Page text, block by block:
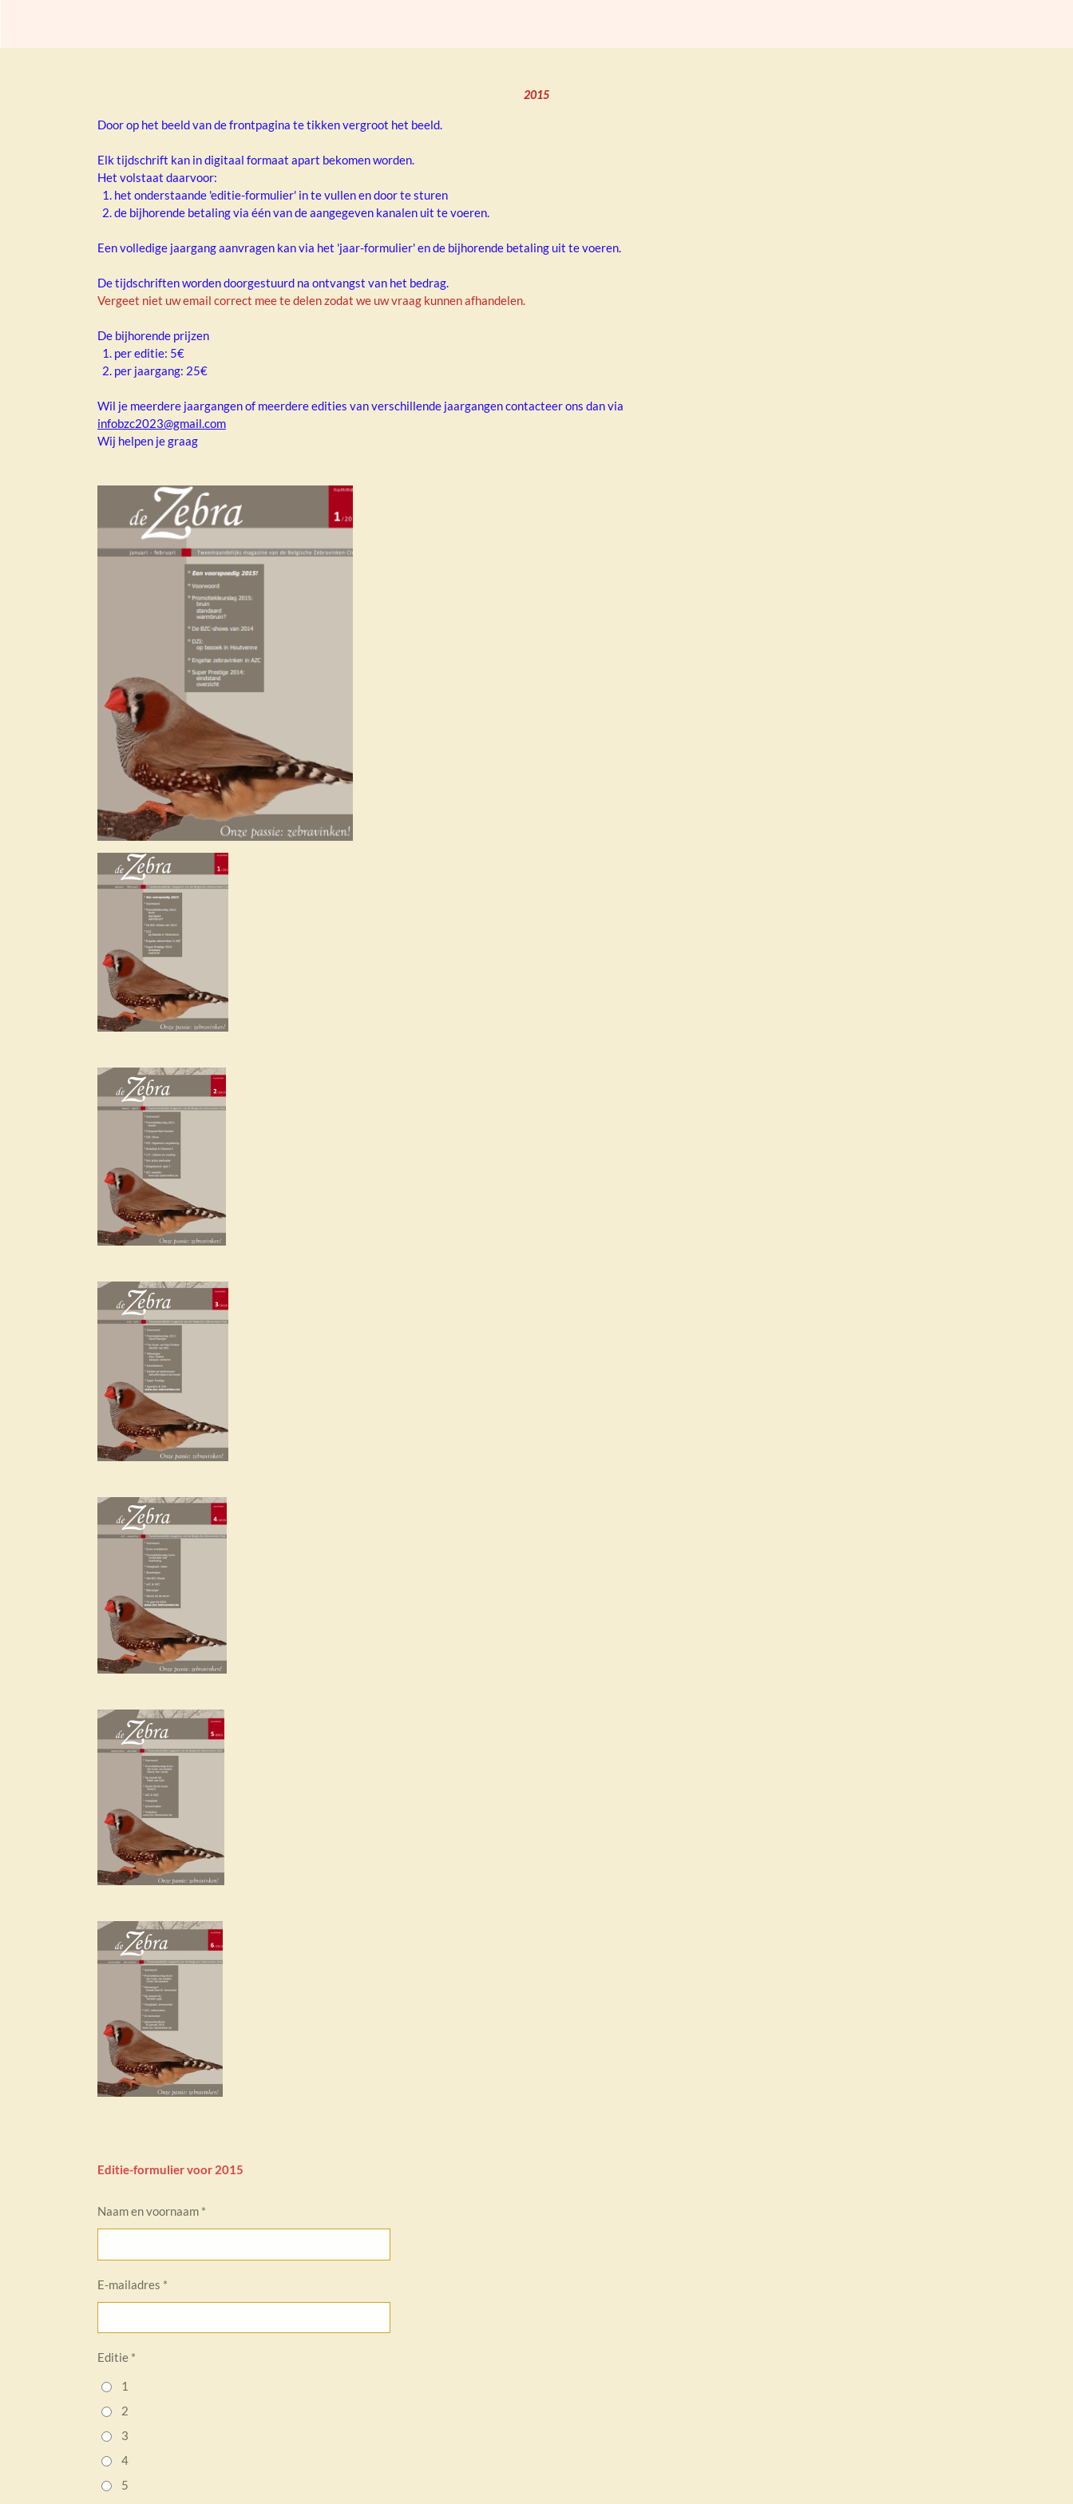
2015
Door op het beeld van de frontpagina te tikken vergroot het beeld.
Elk tijdschrift kan in digitaal formaat apart bekomen worden.
Het volstaat daarvoor:
1. het onderstaande 'editie-formulier' in te vullen en door te sturen
2. de bijhorende betaling via één van de aangegeven kanalen uit te voeren.
Een volledige jaargang aanvragen kan via het 'jaar-formulier' en de bijhorende betaling uit te voeren.
De tijdschriften worden doorgestuurd na ontvangst van het bedrag.
Vergeet niet uw email correct mee te delen zodat we uw vraag kunnen afhandelen.
De bijhorende prijzen
1. per editie: 5€
2. per jaargang: 25€
Wil je meerdere jaargangen of meerdere edities van verschillende jaargangen contacteer ons dan via
infobzc2023@gmail.com
Wij helpen je graag
Editie-formulier voor 2015
Naam en voornaam *
E-mailadres *
Editie *
1
2
3
4
5